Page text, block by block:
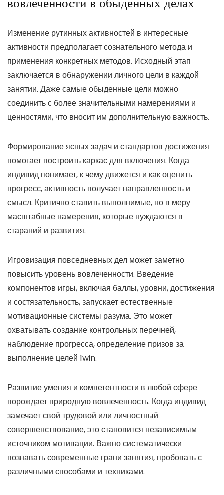
Изменение рутинных активностей в интересные
активности предполагает сознательного метода и
применения конкретных методов. Исходный этап
заключается в обнаружении личного цели в каждой
занятии. Даже самые обыденные цели можно
соединить с более значительными намерениями и
ценностями, что вносит им дополнительную важность.
Формирование ясных задач и стандартов достижения
помогает построить каркас для включения. Когда
индивид понимает, к чему движется и как оценить
прогресс, активность получает направленность и
смысл. Критично ставить выполнимые, но в меру
масштабные намерения, которые нуждаются в
стараний и развития.
Игровизация повседневных дел может заметно
повысить уровень вовлеченности. Введение
компонентов игры, включая баллы, уровни, достижения
и состязательность, запускает естественные
мотивационные системы разума. Это может
охватывать создание контрольных перечней,
наблюдение прогресса, определение призов за
выполнение целей 1win.
Развитие умения и компетентности в любой сфере
порождает природную вовлеченность. Когда индивид
замечает свой трудовой или личностный
совершенствование, это становится независимым
источником мотивации. Важно систематически
познавать современные грани занятия, пробовать с
различными способами и техниками.